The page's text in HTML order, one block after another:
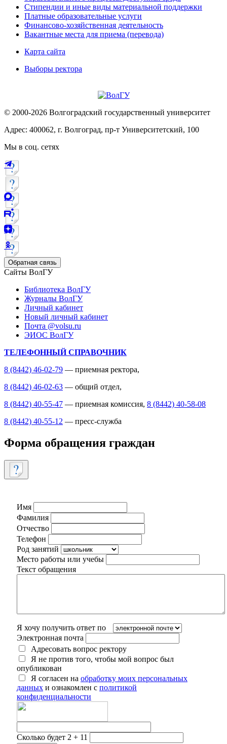
Стипендии и иные виды материальной поддержки
Платные образовательные услуги
Финансово-хозяйственная деятельность
Вакантные места для приема (перевода)
Карта сайта
Выборы ректора
© 2000-2026 Волгоградский государственный университет
Адрес: 400062, г. Волгоград, пр-т Университетский, 100
Мы в соц. сетях
Обратная связь
Сайты ВолГУ
Библиотека ВолГУ
Журналы ВолГУ
Личный кабинет
Новый личный кабинет
Почта @volsu.ru
ЭИОС ВолГУ
ТЕЛЕФОННЫЙ СПРАВОЧНИК
8 (8442) 46-02-79 — приемная ректора,
8 (8442) 46-02-63 — общий отдел,
8 (8442) 40-55-47 — приемная комиссия, 8 (8442) 40-58-08
8 (8442) 40-55-12 — пресс-служба
Форма обращения граждан
Имя
Фамилия
Отчество
Телефон
Род занятий
Место работы или учебы
Текст обращения
Я хочу получить ответ по
Электронная почта
Адресовать вопрос ректору
Я не против того, чтобы мой вопрос был
опубликован
Я согласен на обработку моих персональных
данных и ознакомлен с политикой
конфиденциальности
Сколько будет 2 + 11